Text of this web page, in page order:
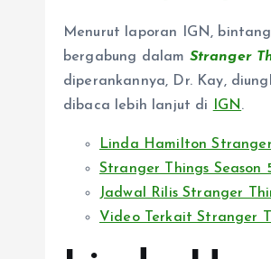
Menurut laporan IGN,
bergabung dalam Stranger
diperankannya, Dr. Kay,
dibaca lebih lanjut di
IGN.
Linda Hamilton
Stranger Things
Jadwal Rilis Stranger
Video Terkait Stranger